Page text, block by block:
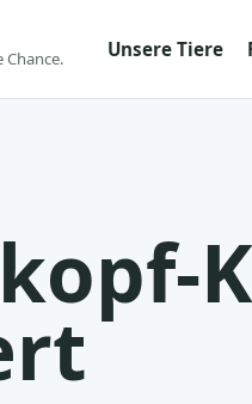
Chance. Unsere Tiere